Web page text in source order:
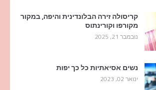
קריסולה זירה הבלונדינית והיפה, במקור
מקורפו וקורינתוס
נובמבר 21, 2025
נשים אסיאתיות כל כך יפות
ינואר 02, 2023